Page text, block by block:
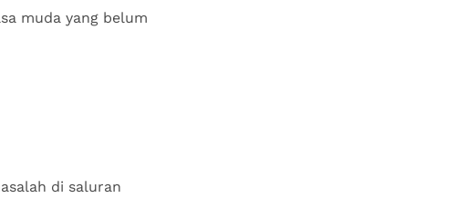
muda yang belum
di saluran